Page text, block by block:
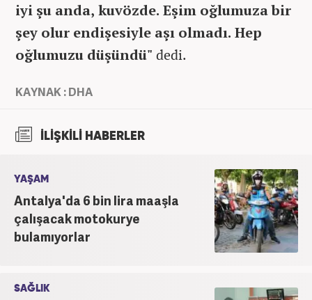
iyi şu anda, kuvözde. Eşim oğlumuza bir
şey olur endişesiyle aşı olmadı. Hep
oğlumuzu düşündü" dedi.
KAYNAK : DHA
İLİŞKİLİ HABERLER
YAŞAM
Antalya'da 6 bin lira maaşla
çalışacak motokurye
bulamıyorlar
SAĞLIK